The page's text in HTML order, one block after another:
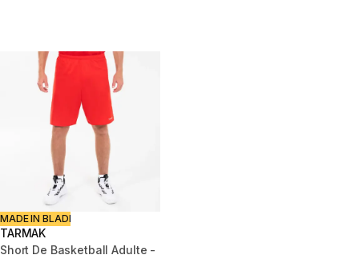
MADE IN BLADI
TARMAK
Short De Basketball Adulte -